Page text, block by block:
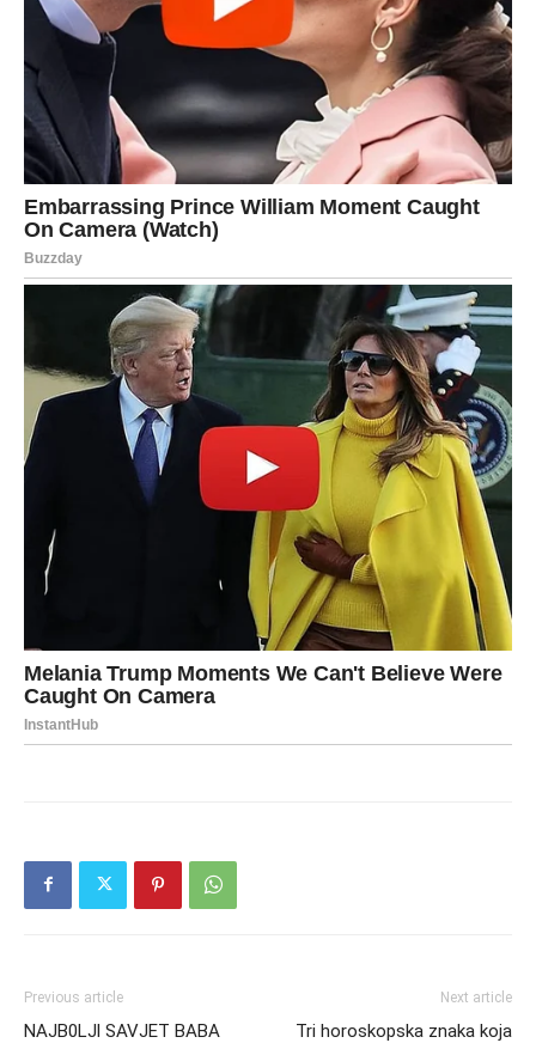
Previous article
NAJB0LJl SAVJET BABA
Next article
Tri horoskopska znaka koja